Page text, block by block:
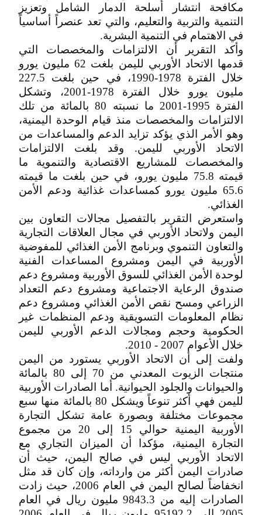
مكافحة انتشار أسلحة الدمار الشامل وتعزيز
التنمية والتربية والتعليم، والتي تعد عنصراً أساسياً
في الاهتمام في التنمية البشرية.
وأكد التقرير أن الالتزامات والمخصصات التي
قدمها الاتحاد الأوربي لليمن بلغت 62 مليون يورو
خلال الفترة 1978-1990، في حين بلغت 227.5
مليون يورو خلال الفترة 1978-2001، وتشكل
الفترة 1995-2001 ما نسبته 80 بالمائة من تلك
الالتزامات والمخصصات منذ قيام الوحدة اليمنية،
وهو الأمر الذي يؤكد تزايد الدعم والمساعدات من
الاتحاد الأوربي لليمن. وقد بلغت الالتزامات
والمخصصات للمشاريع الاقتصادية والتنموية ما
قيمته 75.8 مليون يورو، في حين بلغت ما قيمته
65.6 مليون يورو كمساعدات غذائية ودعم الأمن
الغذائي.
واستعرض التقرير بالتفصيل مجالات التعاون بين
اليمن ولاتحاد الأوربي في مجال العلاقات التجارية
والتعاون التنموي وبرنامج الأمن الغذائي للمفوضية
الأوربية في اليمن ومشروع المساعدات الفنية
لوحدة الأمن الغذائي للسوق الأوربية ومشروع دعم
صندوق الرعاية الاجتماعية ومشروع دعم التعداد
الزراعي ومسح نقص الأمن الغذائي ومشروع دعم
نظام المعلومات التسويقية ودعم المنظمات غير
الحكومية وحجم ومجالات الدعم الأوربي لليمن
خلال الأعوام 2007 - 2010.
ولفت إلى أن الاتحاد الأوربي يستورد من اليمن
منتجات الزيوت المعدني من 70 إلى 80 بالمائة
والحيوانات والجلود الحيوانية. أما الصادرات الأوربية
لليمن فهي أكثر تنوعاً ويشكل 80 بالمائة منها سبع
مجموعات مختلفة وبصورة عامة تشكل التجارة
الأوربية اليمنية حوالي 15 إلى 20 من مجموع
التجارة اليمنية، مؤكدا أن الميزان التجاري مع
الاتحاد الأوربي ليس في صالح اليمن، حيث أن
صادرات اليمن أكثر من وارداته، وإن كان قد مثل
انخفاضاً لصالح اليمن في العام 2006، حيث زادت
الصادرات إليه من 9843.3 مليون ريال في العام